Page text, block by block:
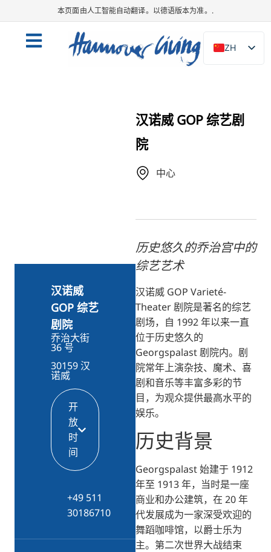
本页面由人工智能自动翻译。以德语版本为准。.
ZH
DE
PL
PT
FI
KO
JA
UK
BG
汉诺威 GOP 综艺剧
院
中心
历史悠久的乔治宫中的
综艺艺术
汉诺威 GOP Varieté-
Theater 剧院是著名的综艺
剧场，自 1992 年以来一直
位于历史悠久的
Georgspalast 剧院内。剧
院常年上演杂技、魔术、喜
剧和音乐等丰富多彩的节
目，为观众提供最高水平的
娱乐。
历史背景
Georgspalast 始建于 1912
年至 1913 年，当时是一座
商业和办公建筑，在 20 年
代发展成为一家深受欢迎的
舞蹈咖啡馆，以爵士乐为
主。第二次世界大战结束
汉诺威
GOP 综艺
剧院
乔治大街
36 号
30159 汉
诺威
开
放
时
间
+49 511
30186710